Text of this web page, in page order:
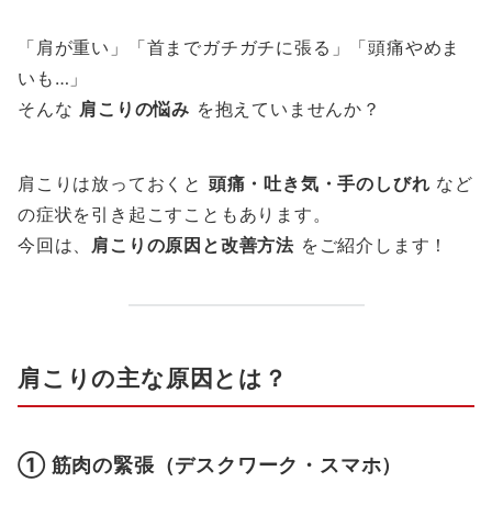
「肩が重い」「首までガチガチに張る」「頭痛やめま
いも…」
そんな 肩こりの悩み を抱えていませんか？
肩こりは放っておくと 頭痛・吐き気・手のしびれ など
の症状を引き起こすこともあります。
今回は、 肩こりの原因と改善方法 をご紹介します！
肩こりの主な原因とは？
① 筋肉の緊張（デスクワーク・スマホ）